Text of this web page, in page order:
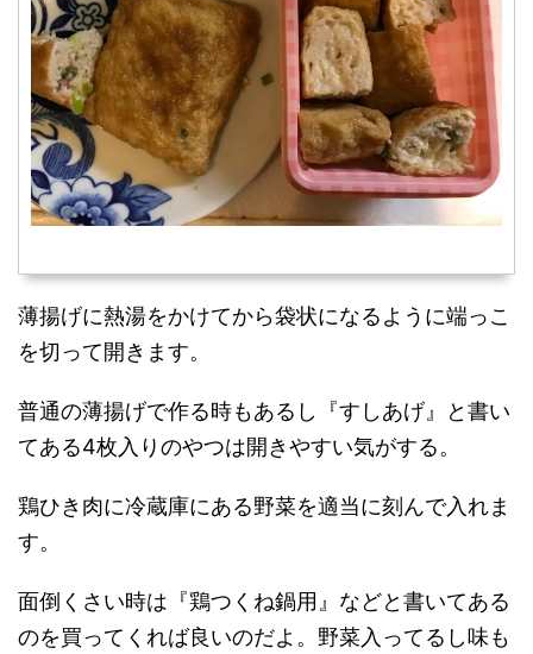
薄揚げに熱湯をかけてから袋状になるように端っこ
を切って開きます。
普通の薄揚げで作る時もあるし『すしあげ』と書い
てある4枚入りのやつは開きやすい気がする。
鶏ひき肉に冷蔵庫にある野菜を適当に刻んで入れま
す。
面倒くさい時は『鶏つくね鍋用』などと書いてある
のを買ってくれば良いのだよ。野菜入ってるし味も